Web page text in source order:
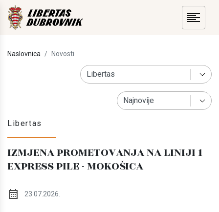
Naslovnica Novosti
Libertas
IZMJENA PROMETOVANJA NA LINIJI 1
EXPRESS PILE - MOKOŠICA
23.07.2026.